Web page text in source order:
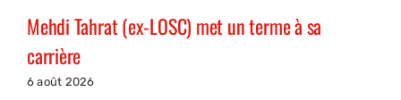
Mehdi Tahrat (ex-LOSC) met un terme à sa
carrière
6 août 2026